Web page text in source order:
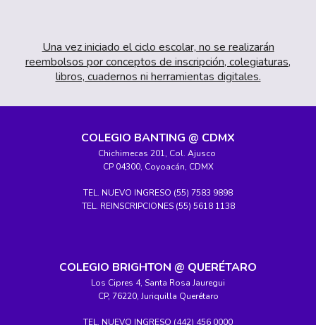
Una vez iniciado el ciclo escolar, no se realizarán
reembolsos por conceptos de inscripción, colegiaturas,
libros, cuadernos ni herramientas digitales.
COLEGIO BANTING @ CDMX
Chichimecas 201, Col. Ajusco
CP 04300, Coyoacán, CDMX
TEL. NUEVO INGRESO (55) 7583 9898
TEL. REINSCRIPCIONES (55) 5618 1138
COLEGIO BRIGHTON @ QUERÉTARO
Los Cipres 4, Santa Rosa Jauregui
CP, 76220, Juriquilla Querétaro
TEL. NUEVO INGRESO (442) 456 0000